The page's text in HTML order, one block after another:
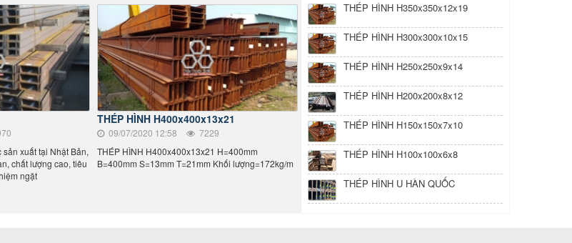
xuất tại Nhật Bản,
chất lượng cao, tiêu
ngặt
THÉP HÌNH H400x400x13x21
09/07/2020 12:58
7229
THÉP HÌNH H400x400x13x21 H=400mm
B=400mm S=13mm T=21mm Khối lượng=172kg/m
THÉP HÌNH H350x350x12x19
THÉP HÌNH H300x300x10x15
THÉP HÌNH H250x250x9x14
THÉP HÌNH H200x200x8x12
THÉP HÌNH H150x150x7x10
THÉP HÌNH H100x100x6x8
THÉP HÌNH U HÀN QUỐC